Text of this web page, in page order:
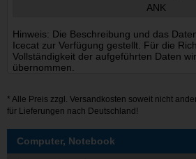
ANK
Hinweis: Die Beschreibung und das
Icecat zur Verfügung gestellt. Für die
Vollständigkeit der aufgeführten Daten
übernommen.
* Alle Preis zzgl. Versandkosten soweit nicht
für Lieferungen nach Deutschland!
Computer, Notebook